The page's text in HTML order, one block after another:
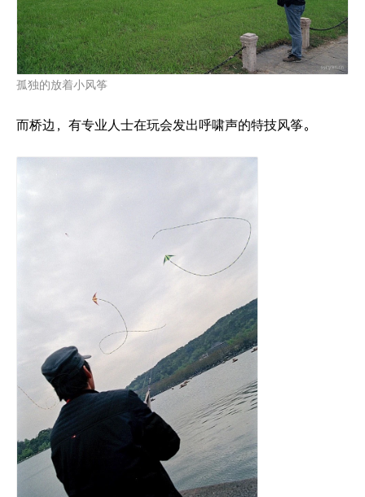
孤独的放着小风筝
而桥边，有专业人士在玩会发出呼啸声的特技风筝。